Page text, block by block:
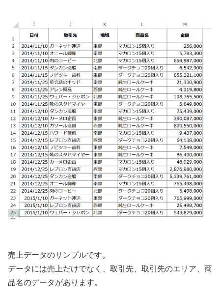
売上データのサンプルです。
データには売上だけでなく、取引先、取引先のエリア、商
品名のデータがあります。